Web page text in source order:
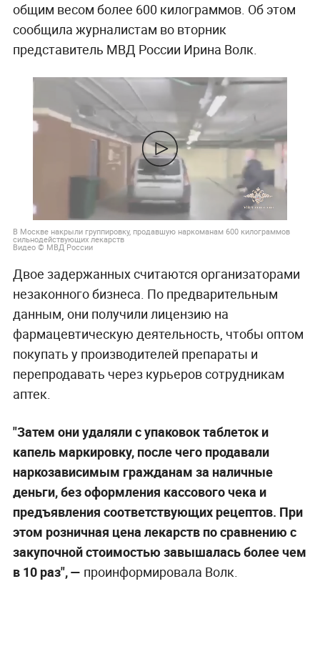
общим весом более 600 килограммов. Об этом
сообщила журналистам во вторник
представитель МВД России Ирина Волк.
В Москве накрыли группировку, продавшую наркоманам 600 килограммов
сильнодействующих лекарств
Видео © МВД России
Двое задержанных считаются организаторами
незаконного бизнеса. По предварительным
данным, они получили лицензию на
фармацевтическую деятельность, чтобы оптом
покупать у производителей препараты и
перепродавать через курьеров сотрудникам
аптек.
"Затем они удаляли с упаковок таблеток и
капель маркировку, после чего продавали
наркозависимым гражданам за наличные
деньги, без оформления кассового чека и
предъявления соответствующих рецептов. При
этом розничная цена лекарств по сравнению с
закупочной стоимостью завышалась более чем
в 10 раз", — проинформировала Волк.